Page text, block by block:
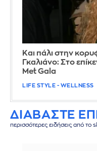
Και πάλι στην
Γκαλιάνο: Στο
Met Gala
LIFE STYLE - WELLNESS
ΔΙΑΒΑΣΤΕ
περισσότερες ειδήσεις από το